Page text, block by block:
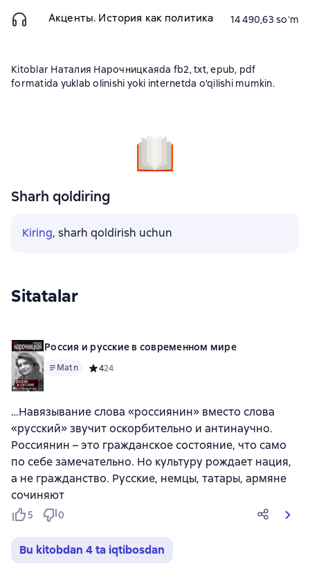
Акценты. История как политика 14 490,63 soʻm
Kitoblar Наталия Нарочницкаяda fb2, txt, epub, pdf
formatida yuklab olinishi yoki internetda o'qilishi mumkin.
Sharh qoldiring
Kiring, sharh qoldirish uchun
Sitatalar
Россия и русские в современном мире
Matn Средний рейтинг 4 на основе 24 оценок
424
…Навязывание слова «россиянин» вместо слова
«русский» звучит оскорбительно и антинаучно.
Россиянин – это гражданское состояние, что само
по себе замечательно. Но культуру рождает нация,
а не гражданство. Русские, немцы, татары, армяне
сочиняют
5 0
Bu kitobdan 4 ta iqtibosdan